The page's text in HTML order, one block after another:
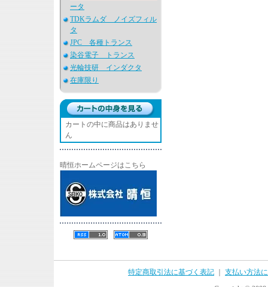
ータ
TDKラムダ ノイズフィル
タ
JPC 各種トランス
染谷電子 トランス
光輪技研 インダクタ
在庫限り
カートの中に商品はありませ
ん
晴恒ホームページはこちら
特定商取引法に基づく表記
支払い方法